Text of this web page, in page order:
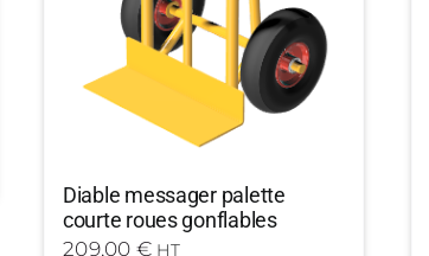
Diable messager palette
courte roues gonflables
209,00 € HT